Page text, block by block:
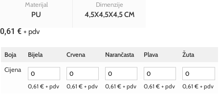
Materijal
PU
Dimenzije
4,5X4,5X4,5 CM
0,61 € + pdv
Boja Bijela Crvena Narančasta Plava
Žuta
Cijena
0,61 € + pdv 0,61 € + pdv 0,61 € + pdv 0,61 € + pdv 0,61 € + pdv